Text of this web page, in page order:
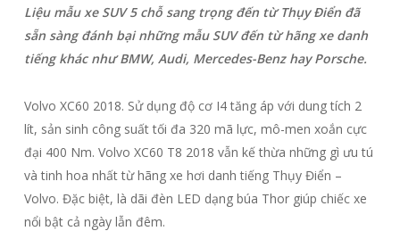
Liệu mẫu xe SUV 5 chỗ sang trọng đến từ Thụy Điển đã
sẵn sàng đánh bại những mẫu SUV đến từ hãng xe danh
tiếng khác như BMW, Audi, Mercedes-Benz hay Porsche.
Volvo XC60 2018. Sử dụng độ cơ I4 tăng áp với dung tích 2
lít, sản sinh công suất tối đa 320 mã lực, mô-men xoắn cực
đại 400 Nm. Volvo XC60 T8 2018 vẫn kế thừa những gì ưu tú
và tinh hoa nhất từ hãng xe hơi danh tiếng Thụy Điển –
Volvo. Đặc biệt, là dãi đèn LED dạng búa Thor giúp chiếc xe
nổi bật cả ngày lẫn đêm.